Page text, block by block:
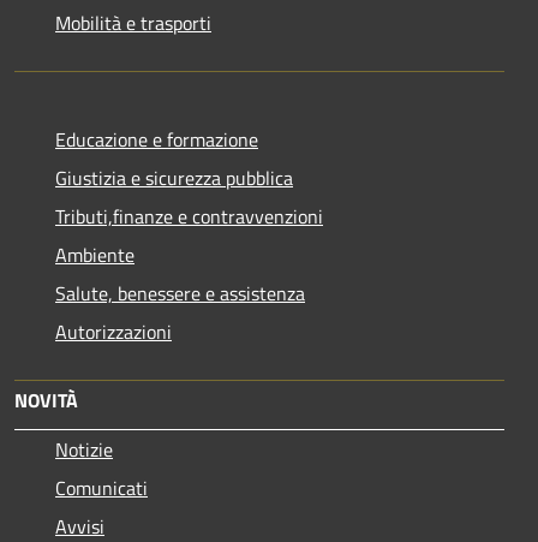
Mobilità e trasporti
Educazione e formazione
Giustizia e sicurezza pubblica
Tributi,finanze e contravvenzioni
Ambiente
Salute, benessere e assistenza
Autorizzazioni
NOVITÀ
Notizie
Comunicati
Avvisi